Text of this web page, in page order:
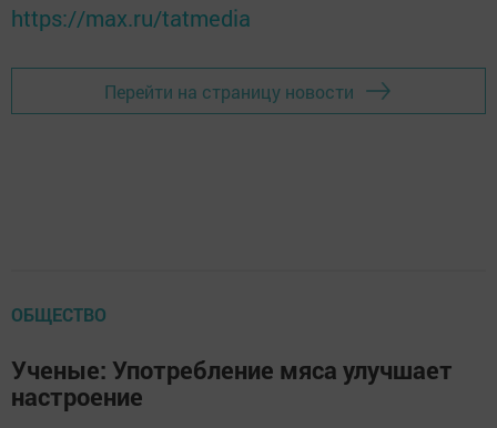
https://max.ru/tatmedia
Перейти на страницу новости
ОБЩЕСТВО
Ученые: Употребление мяса улучшает
настроение